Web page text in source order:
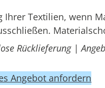
Textilien, wenn
Rücklieferung |
Angebot anfordern